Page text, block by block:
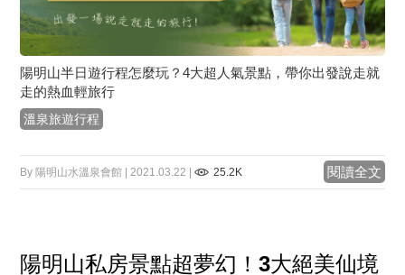
陽明山半日遊行程怎麼玩？4大超人氣景點，帶你出發說走就
走的熱血輕旅行
溫泉旅遊行程
By 陽明山水溫泉會館 | 2021.03.22 | 25.2K 閱讀全文
陽明山私房景點超夢幻！3大絕美仙境